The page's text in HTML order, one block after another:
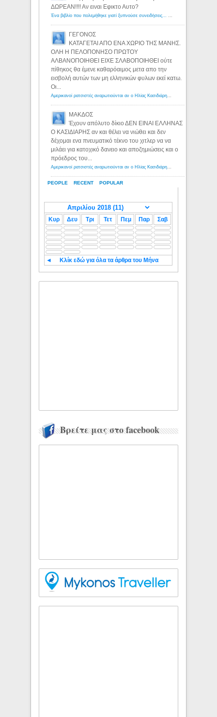
PEOPLE RECENT POPULAR
ΔΩΡΕΑΝ!!!! Αν ειναι Εφικτο Αυτο?
Ένα βιβλίο που πολεμήθηκε γιατί ξυπνούσε συνειδήσεις... - Λόγιος Ερμής | Η γνώση ξεκινάει με την αναζήτηση...
ΓΕΓΟΝΟΣ
ΚΑΤΑΓΕΤΑΙ ΑΠΟ ΕΝΑ ΧΩΡΙΟ ΤΗΣ ΜΑΝΗΣ.
ΟΛΗ Η ΠΕΛΟΠΟΝΗΣΟ ΠΡΩΤΟΥ
ΑΛΒΑΝΟΠΟΙΗΘΕΙ ΕΙΧΕ ΣΛΑΒΟΠΟΙΗΘΕΙ ούτε
πίθηκος θα έμενε καθαρόαιμος μετα απο την
εισβολή αυτών των μη ελληνικών φυλων εκεί κατω.
Οι...
Αμερικανοί ρατσιστές αναρωτιούνται αν ο Ηλίας Κασιδιάρης ανήκει στη λευκή φυλή... - Λόγιος Ερμής
ΜΑΚΔΟΣ
Έχουν απόλυτο δίκιο ΔΕΝ ΕΙΝΑΙ ΕΛΛΗΝΑΣ
Ο ΚΑΣΙΔΙΑΡΗΣ αν και θέλει να νιώθει και δεν
δέχομαι ενα πνευματικό τέκνο του χιτλερ να να
μιλάει για κατοχικό δανειο και αποζημιώσεις και ο
πρόεδρος του...
Αμερικανοί ρατσιστές αναρωτιούνται αν ο Ηλίας Κασιδιάρης ανήκει στη λευκή φυλή... - Λόγιος Ερμής
Κυρ Δευ Τρι Τετ Πεμ Παρ Σαβ
◄ Κλίκ εδώ για όλα τα άρθρα του Μήνα
Βρείτε μας στο facebook